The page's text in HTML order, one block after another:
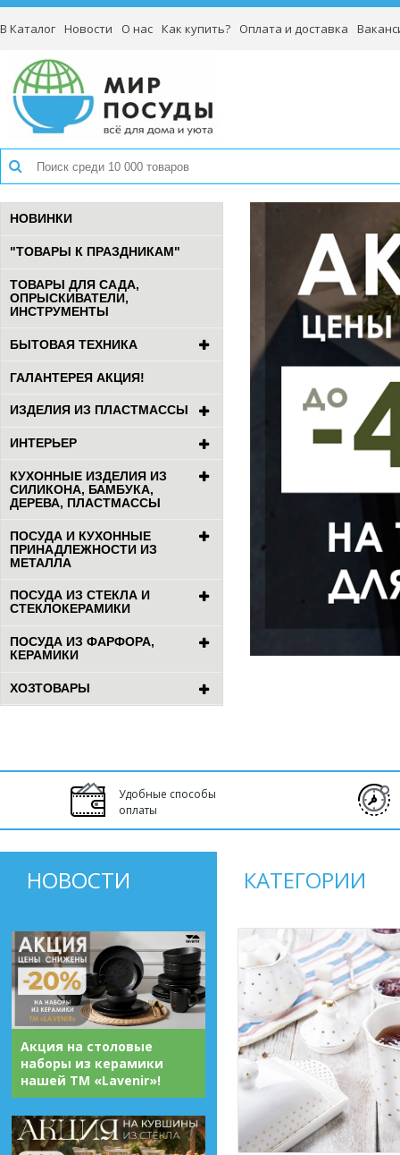
В Каталог Новости О нас Как купить? Оплата и доставка
НОВИНКИ
"ТОВАРЫ К ПРАЗДНИКАМ"
ТОВАРЫ ДЛЯ САДА,
ОПРЫСКИВАТЕЛИ,
ИНСТРУМЕНТЫ
БЫТОВАЯ ТЕХНИКА
ГАЛАНТЕРЕЯ АКЦИЯ!
ИЗДЕЛИЯ ИЗ ПЛАСТМАССЫ
ИНТЕРЬЕР
КУХОННЫЕ ИЗДЕЛИЯ ИЗ
СИЛИКОНА, БАМБУКА,
ДЕРЕВА, ПЛАСТМАССЫ
ПОСУДА И КУХОННЫЕ
ПРИНАДЛЕЖНОСТИ ИЗ
МЕТАЛЛА
ПОСУДА ИЗ СТЕКЛА И
СТЕКЛОКЕРАМИКИ
ПОСУДА ИЗ ФАРФОРА,
КЕРАМИКИ
ХОЗТОВАРЫ
Удобные способы
оплаты
НОВОСТИ
Акция на столовые
наборы из керамики
нашей ТМ «Lavenir»!
КАТЕГОРИИ